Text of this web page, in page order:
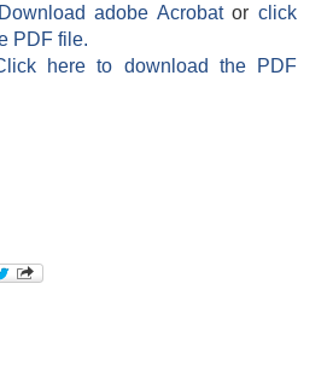
Download adobe Acrobatorclick
PDF file.
here to download the PDF